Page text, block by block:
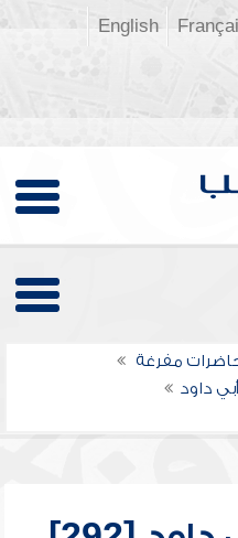
English
مفرغة
داود